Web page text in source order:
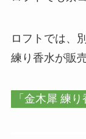
ロフトでは、
練り香水が販
「金木犀 練